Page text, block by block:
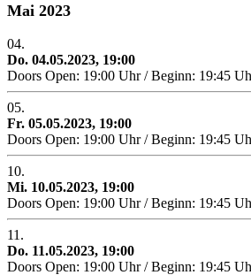
Mai 2023
04.
Do. 04.05.2023, 19:00
Doors Open: 19:00 Uhr / Beginn: 19:45
05.
Fr. 05.05.2023, 19:00
Doors Open: 19:00 Uhr / Beginn: 19:45
10.
Mi. 10.05.2023, 19:00
Doors Open: 19:00 Uhr / Beginn: 19:45
11.
Do. 11.05.2023, 19:00
Doors Open: 19:00 Uhr / Beginn: 19:45